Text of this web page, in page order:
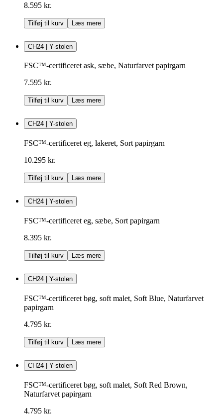
8.595 kr.
Tilføj til kurv Læs mere
CH24 | Y-stolen
FSC™-certificeret ask, sæbe, Naturfarvet papirgarn
7.595 kr.
Tilføj til kurv Læs mere
CH24 | Y-stolen
FSC™-certificeret eg, lakeret, Sort papirgarn
10.295 kr.
Tilføj til kurv Læs mere
CH24 | Y-stolen
FSC™-certificeret eg, sæbe, Sort papirgarn
8.395 kr.
Tilføj til kurv Læs mere
CH24 | Y-stolen
FSC™-certificeret bøg, soft malet, Soft Blue, Naturfarvet
papirgarn
4.795 kr.
Tilføj til kurv Læs mere
CH24 | Y-stolen
FSC™-certificeret bøg, soft malet, Soft Red Brown,
Naturfarvet papirgarn
4.795 kr.